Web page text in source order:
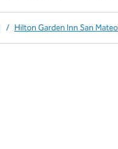
/ Hilton Garden Inn San Mateo